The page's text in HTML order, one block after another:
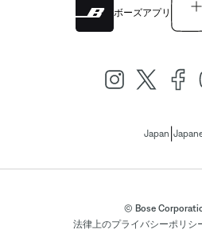
ボーズアプリ
Japan
© Bose
法律上のプライバシーポリシ